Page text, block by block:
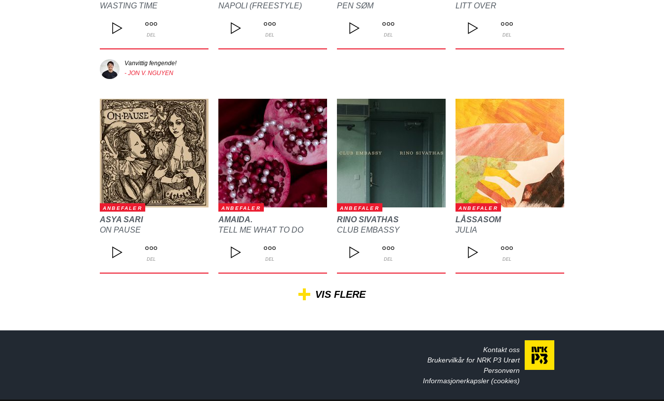
WASTING TIME
DEL
Vanvittig fengende!
- JON V. NGUYEN
NAPOLI (FREESTYLE)
DEL
PEN SØM
DEL
LITT OVER
DEL
ANBEFALER
ASYA SARI
ON PAUSE
DEL
ANBEFALER
AMAIDA.
TELL ME WHAT TO DO
DEL
ANBEFALER
RINO SIVATHAS
CLUB EMBASSY
DEL
ANBEFALER
LÅSSASOM
JULIA
DEL
VIS FLERE
Kontakt oss
Brukervilkår for NRK P3 Urørt
Personvern
Informasjonerkapsler (cookies)